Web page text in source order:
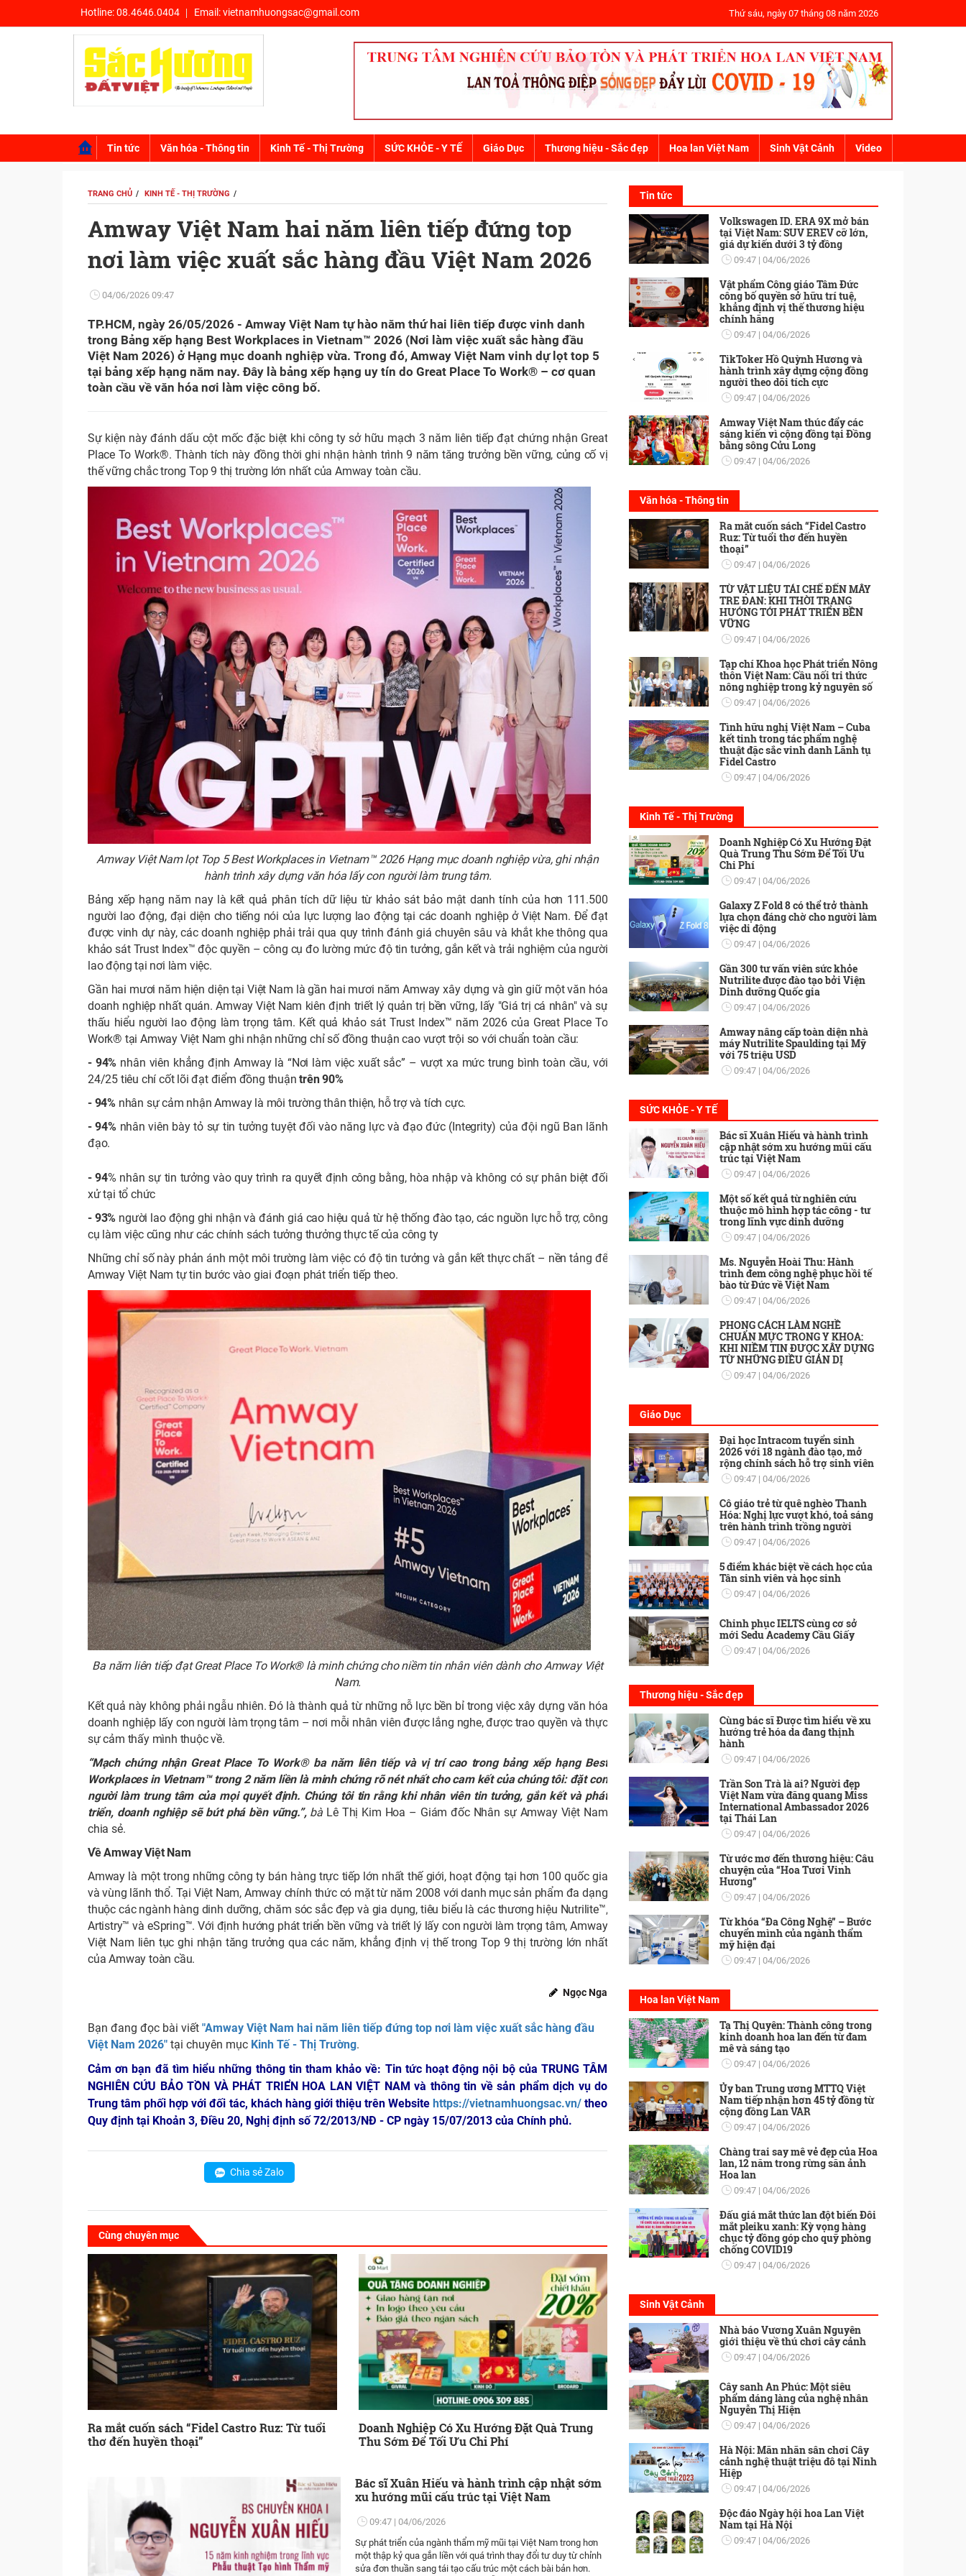
Hotline:08.4646.0404 Email:vietnamhuongsac@gmail.com Thứ sáu, ngày 07 tháng 08 năm 2026
Tin tức Văn hóa - Thông tin Kinh Tế - Thị Trường SỨC KHỎE - Y TẾ Giáo Dục Thương hiệu - Sắc đẹp Hoa lan Việt Nam Sinh Vật Cảnh Video
TRANG CHỦ KINH TẾ - THỊ TRƯỜNG
Amway Việt Nam hai năm liên tiếp đứng top
nơi làm việc xuất sắc hàng đầu Việt Nam 2026
04/06/2026 09:47
TP.HCM, ngày 26/05/2026 - Amway Việt Nam tự hào năm thứ hai liên tiếp được vinh danh
trong Bảng xếp hạng Best Workplaces in Vietnam™ 2026 (Nơi làm việc xuất sắc hàng đầu
Việt Nam 2026) ở Hạng mục doanh nghiệp vừa. Trong đó, Amway Việt Nam vinh dự lọt top 5
tại bảng xếp hạng năm nay. Đây là bảng xếp hạng uy tín do Great Place To Work® – cơ quan
toàn cầu về văn hóa nơi làm việc công bố.
Sự kiện này đánh dấu cột mốc đặc biệt khi công ty sở hữu mạch 3 năm liên tiếp đạt chứng nhận Great
Place To Work®. Thành tích này đồng thời ghi nhận hành trình 9 năm tăng trưởng bền vững, củng cố vị
thế vững chắc trong Top 9 thị trường lớn nhất của Amway toàn cầu.
Amway Việt Nam lọt Top 5 Best Workplaces in Vietnam™ 2026 Hạng mục doanh nghiệp vừa, ghi nhận
hành trình xây dựng văn hóa lấy con người làm trung tâm.
Bảng xếp hạng năm nay là kết quả phân tích dữ liệu từ khảo sát bảo mật danh tính của hơn 111.500
người lao động, đại diện cho tiếng nói của lực lượng lao động tại các doanh nghiệp ở Việt Nam. Để đạt
được vinh dự này, các doanh nghiệp phải trải qua quy trình đánh giá chuyên sâu và khắt khe thông qua
khảo sát Trust Index™ độc quyền – công cụ đo lường mức độ tin tưởng, gắn kết và trải nghiệm của người
lao động tại nơi làm việc.
Gần hai mươi năm hiện diện tại Việt Nam là gần hai mươi năm Amway xây dựng và gìn giữ một văn hóa
doanh nghiệp nhất quán. Amway Việt Nam kiên định triết lý quản trị bền vững, lấy "Giá trị cá nhân" và sự
thấu hiểu người lao động làm trọng tâm. Kết quả khảo sát Trust Index™ năm 2026 của Great Place To
Work® tại Amway Việt Nam ghi nhận những chỉ số đồng thuận cao vượt trội so với chuẩn toàn cầu:
- 94% nhân viên khẳng định Amway là “Nơi làm việc xuất sắc” – vượt xa mức trung bình toàn cầu, với
24/25 tiêu chí cốt lõi đạt điểm đồng thuậntrên 90%
- 94% nhân sự cảm nhận Amway là môi trường thân thiện, hỗ trợ và tích cực.
- 94%nhân viên bày tỏ sự tin tưởng tuyệt đối vào năng lực và đạo đức (Integrity) của đội ngũ Ban lãnh
đạo.
- 94% nhân sự tin tưởng vào quy trình ra quyết định công bằng, hòa nhập và không có sự phân biệt đối
xử tại tổ chức
- 93% người lao động ghi nhận và đánh giá cao hiệu quả từ hệ thống đào tạo, các nguồn lực hỗ trợ, công
cụ làm việc cũng như các chính sách tưởng thưởng thực tế của công ty
Những chỉ số này phản ánh một môi trường làm việc có độ tin tưởng và gắn kết thực chất – nền tảng để
Amway Việt Nam tự tin bước vào giai đoạn phát triển tiếp theo.
Ba năm liên tiếp đạt Great Place To Work® là minh chứng cho niềm tin nhân viên dành cho Amway Việt
Nam.
Kết quả này không phải ngẫu nhiên. Đó là thành quả từ những nỗ lực bền bỉ trong việc xây dựng văn hóa
doanh nghiệp lấy con người làm trọng tâm – nơi mỗi nhân viên được lắng nghe, được trao quyền và thực
sự cảm thấy mình thuộc về.
“Mạch chứng nhận Great Place To Work® ba năm liên tiếp và vị trí cao trong bảng xếp hạng Best
Workplaces in Vietnam™ trong 2 năm liền là minh chứng rõ nét nhất cho cam kết của chúng tôi: đặt con
người làm trung tâm của mọi quyết định. Chúng tôi tin rằng khi nhân viên tin tưởng, gắn kết và phát
triển, doanh nghiệp sẽ bứt phá bền vững.”,bà Lê Thị Kim Hoa – Giám đốc Nhân sự Amway Việt Nam
chia sẻ.
Về Amway Việt Nam
Amway là một trong những công ty bán hàng trực tiếp lớn nhất thế giới, hoạt động tại hơn 100 quốc gia
và vùng lãnh thổ. Tại Việt Nam, Amway chính thức có mặt từ năm 2008 với danh mục sản phẩm đa dạng
thuộc các ngành hàng dinh dưỡng, chăm sóc sắc đẹp và gia dụng, tiêu biểu là các thương hiệu Nutrilite™,
Artistry™ và eSpring™. Với định hướng phát triển bền vững và triết lý lấy con người làm trọng tâm, Amway
Việt Nam liên tục ghi nhận tăng trưởng qua các năm, khẳng định vị thế trong Top 9 thị trường lớn nhất
của Amway toàn cầu.
Ngọc Nga
Bạn đang đọc bài viết "Amway Việt Nam hai năm liên tiếp đứng top nơi làm việc xuất sắc hàng đầu
Việt Nam 2026" tại chuyên mục Kinh Tế - Thị Trường.
Cảm ơn bạn đã tìm hiểu những thông tin tham khảo về: Tin tức hoạt động nội bộ của TRUNG TÂM
NGHIÊN CỨU BẢO TỒN VÀ PHÁT TRIỂN HOA LAN VIỆT NAM và thông tin về sản phẩm dịch vụ do
Trung tâm phối hợp với đối tác, khách hàng giới thiệu trên Website https://vietnamhuongsac.vn/ theo
Quy định tại Khoản 3, Điều 20, Nghị định số 72/2013/NĐ - CP ngày 15/07/2013 của Chính phủ.
Chia sẻ Zalo
Cùng chuyên mục
Ra mắt cuốn sách “Fidel Castro Ruz: Từ tuổi
thơ đến huyền thoại”
Doanh Nghiệp Có Xu Hướng Đặt Quà Trung
Thu Sớm Để Tối Ưu Chi Phí
Bác sĩ Xuân Hiếu và hành trình cập nhật sớm
xu hướng mũi cấu trúc tại Việt Nam
09:47
04/06/2026
Sự phát triển của ngành thẩm mỹ mũi tại Việt Nam trong hơn
một thập kỷ qua gắn liền với quá trình thay đổi tư duy từ chỉnh
sửa đơn thuần sang tái tạo cấu trúc một cách bài bản hơn.
Tin tức
Volkswagen ID. ERA 9X mở bán
tại Việt Nam: SUV EREV cỡ lớn,
giá dự kiến dưới 3 tỷ đồng
09:47 04/06/2026
Vật phẩm Công giáo Tâm Đức
công bố quyền sở hữu trí tuệ,
khẳng định vị thế thương hiệu
chính hãng
09:47 04/06/2026
TikToker Hồ Quỳnh Hương và
hành trình xây dựng cộng đồng
người theo dõi tích cực
09:47 04/06/2026
Amway Việt Nam thúc đẩy các
sáng kiến vì cộng đồng tại Đồng
bằng sông Cửu Long
09:47 04/06/2026
Văn hóa - Thông tin
Ra mắt cuốn sách “Fidel Castro
Ruz: Từ tuổi thơ đến huyền
thoại”
09:47 04/06/2026
TỪ VẬT LIỆU TÁI CHẾ ĐẾN MÂY
TRE ĐAN: KHI THỜI TRANG
HƯỚNG TỚI PHÁT TRIỂN BỀN
VỮNG
09:47 04/06/2026
Tạp chí Khoa học Phát triển Nông
thôn Việt Nam: Cầu nối tri thức
nông nghiệp trong kỷ nguyên số
09:47 04/06/2026
Tình hữu nghị Việt Nam – Cuba
kết tinh trong tác phẩm nghệ
thuật đặc sắc vinh danh Lãnh tụ
Fidel Castro
09:47 04/06/2026
Kinh Tế - Thị Trường
Doanh Nghiệp Có Xu Hướng Đặt
Quà Trung Thu Sớm Để Tối Ưu
Chi Phí
09:47 04/06/2026
Galaxy Z Fold 8 có thể trở thành
lựa chọn đáng chờ cho người làm
việc di động
09:47 04/06/2026
Gần 300 tư vấn viên sức khỏe
Nutrilite được đào tạo bởi Viện
Dinh dưỡng Quốc gia
09:47 04/06/2026
Amway nâng cấp toàn diện nhà
máy Nutrilite Spaulding tại Mỹ
với 75 triệu USD
09:47 04/06/2026
SỨC KHỎE - Y TẾ
Bác sĩ Xuân Hiếu và hành trình
cập nhật sớm xu hướng mũi cấu
trúc tại Việt Nam
09:47 04/06/2026
Một số kết quả từ nghiên cứu
thuộc mô hình hợp tác công - tư
trong lĩnh vực dinh dưỡng
09:47 04/06/2026
Ms. Nguyễn Hoài Thu: Hành
trình đem công nghệ phục hồi tế
bào từ Đức về Việt Nam
09:47 04/06/2026
PHONG CÁCH LÀM NGHỀ
CHUẨN MỰC TRONG Y KHOA:
KHI NIỀM TIN ĐƯỢC XÂY DỰNG
TỪ NHỮNG ĐIỀU GIẢN DỊ
09:47 04/06/2026
Giáo Dục
Đại học Intracom tuyển sinh
2026 với 18 ngành đào tạo, mở
rộng chính sách hỗ trợ sinh viên
09:47 04/06/2026
Cô giáo trẻ từ quê nghèo Thanh
Hóa: Nghị lực vượt khó, toả sáng
trên hành trình trồng người
09:47 04/06/2026
5 điểm khác biệt về cách học của
Tân sinh viên và học sinh
09:47 04/06/2026
Chinh phục IELTS cùng cơ sở
mới Sedu Academy Cầu Giấy
09:47 04/06/2026
Thương hiệu - Sắc đẹp
Cùng bác sĩ Được tìm hiểu về xu
hướng trẻ hóa da đang thịnh
hành
09:47 04/06/2026
Trần Son Trà là ai? Người đẹp
Việt Nam vừa đăng quang Miss
International Ambassador 2026
tại Thái Lan
09:47 04/06/2026
Từ ước mơ đến thương hiệu: Câu
chuyện của “Hoa Tươi Vinh
Hương”
09:47 04/06/2026
Từ khóa “Đa Công Nghệ” – Bước
chuyển mình của ngành thẩm
mỹ hiện đại
09:47 04/06/2026
Hoa lan Việt Nam
Tạ Thị Quyên: Thành công trong
kinh doanh hoa lan đến từ đam
mê và sáng tạo
09:47 04/06/2026
Ủy ban Trung ương MTTQ Việt
Nam tiếp nhận hơn 45 tỷ đồng từ
cộng đồng Lan VAR
09:47 04/06/2026
Chàng trai say mê vẻ đẹp của Hoa
lan, 12 năm trong rừng săn ảnh
Hoa lan
09:47 04/06/2026
Đấu giá mắt thức lan đột biến Đôi
mắt pleiku xanh: Kỳ vọng hàng
chục tỷ đồng góp cho quỹ phòng
chống COVID19
09:47 04/06/2026
Sinh Vật Cảnh
Nhà báo Vương Xuân Nguyên
giới thiệu về thú chơi cây cảnh
09:47 04/06/2026
Cây sanh An Phúc: Một siêu
phẩm dáng làng của nghệ nhân
Nguyễn Thị Hiện
09:47 04/06/2026
Hà Nội: Mãn nhãn sân chơi Cây
cảnh nghệ thuật triệu đô tại Ninh
Hiệp
09:47 04/06/2026
Độc đáo Ngày hội hoa Lan Việt
Nam tại Hà Nội
09:47 04/06/2026